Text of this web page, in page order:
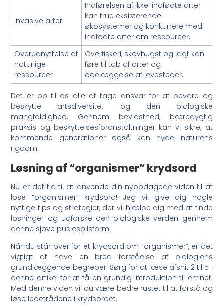
Invasive arter
Indførelsen af ikke-indfødte arter
kan true eksisterende
økosystemer og konkurrere med
indfødte arter om ressourcer.
Overudnyttelse af
naturlige
ressourcer
Overfiskeri, skovhugst og jagt kan
føre til tab af arter og
ødelæggelse af levesteder.
Det er op til os alle at tage ansvar for at bevare og
beskytte artsdiversitet og den biologiske
mangfoldighed. Gennem bevidsthed, bæredygtig
praksis og beskyttelsesforanstaltninger kan vi sikre, at
kommende generationer også kan nyde naturens
rigdom.
Løsning af “organismer” krydsord
Nu er det tid til at anvende din nyopdagede viden til at
løse “organismer” krydsord! Jeg vil give dig nogle
nyttige tips og strategier, der vil hjælpe dig med at finde
løsninger og udforske den biologiske verden gennem
denne sjove puslespilsform.
Når du står over for et krydsord om “organismer”, er det
vigtigt at have en bred forståelse af biologiens
grundlæggende begreber. Sørg for at læse afsnit 2 til 5 i
denne artikel for at få en grundig introduktion til emnet.
Med denne viden vil du være bedre rustet til at forstå og
løse ledetrådene i krydsordet.